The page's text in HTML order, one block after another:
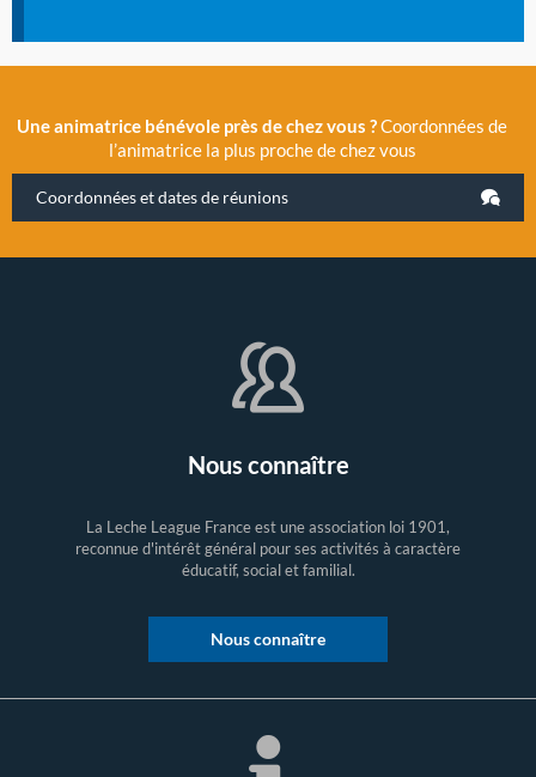
Une animatrice bénévole près de chez vous ?Coordonnées de
l’animatrice la plus proche de chez vous
Coordonnées et dates de réunions
Nous connaître
La Leche League France est une association loi 1901,
reconnue d'intérêt général pour ses activités à caractère
éducatif, social et familial.
Nous connaître